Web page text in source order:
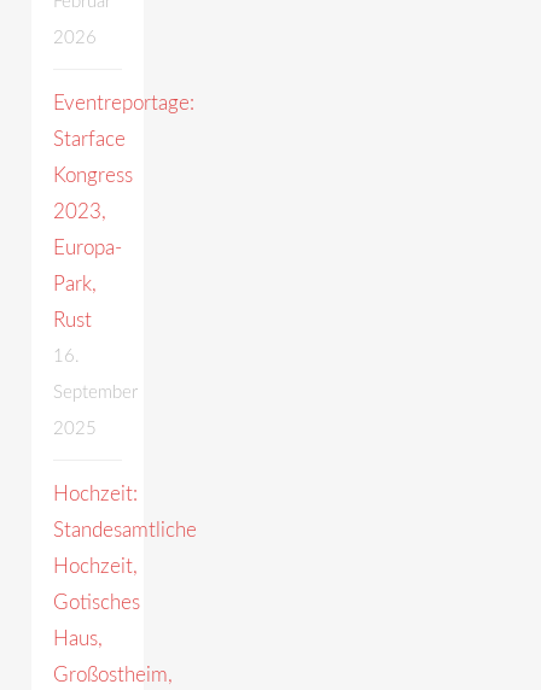
2026
Eventreportage:
Starface
Kongress
2023,
Europa-
Park,
Rust
16.
September
2025
Hochzeit:
Standesamtliche
Hochzeit,
Gotisches
Haus,
Großostheim,